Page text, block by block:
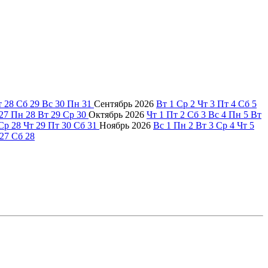
28 Сб 29 Вс 30 Пн 31 Сентябрь 2026 Вт 1 Ср 2 Чт 3 Пт 4 Сб 5
27 Пн 28 Вт 29 Ср 30 Октябрь 2026 Чт 1 Пт 2 Сб 3 Вс 4 Пн 5 Вт
28 Чт 29 Пт 30 Сб 31 Ноябрь 2026 Вс 1 Пн 2 Вт 3 Ср 4 Чт 5
27 Сб 28